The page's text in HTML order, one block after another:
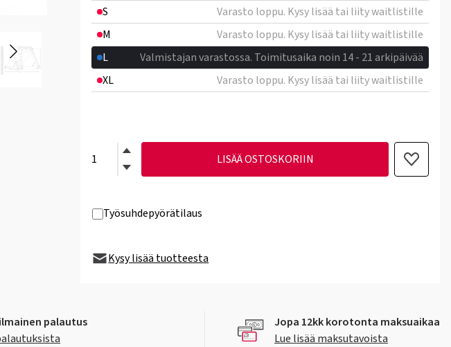
S
Varasto loppu. Kysy lisää tai liity waitlistille
M
Varasto loppu. Kysy lisää tai liity waitlistille
L
Valmistajan varastossa. Toimitusaika noin 14 - 21 arkipäivää
XL
Varasto loppu. Kysy lisää tai liity waitlistille
LISÄÄ OSTOSKORIIN
Työsuhdepyörätilaus
Kysy lisää tuotteesta
palautus
Jopa 12kk korotonta maksuaikaa
Lue lisää maksutavoista